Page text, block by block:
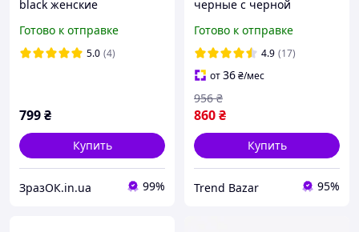
black женские
тканевые летние
текстиль
Готово к отправке
5.0 (4)
799₴
Купить
ЗразОК.in.ua 99%
черные с черной
Готово к отправке
4.9 (17)
от36₴/мес
860₴
956 ₴
Купить
Trend Bazar 95%